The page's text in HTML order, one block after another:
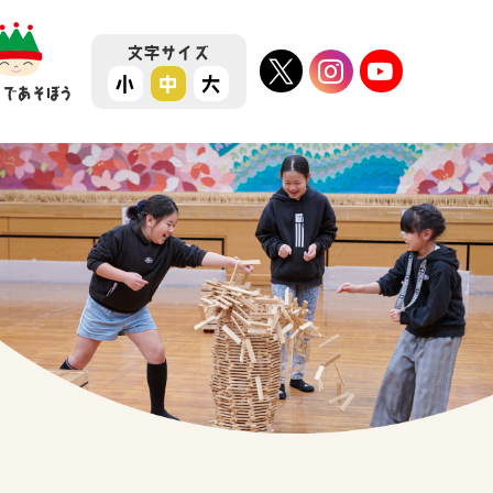
あそぼう
文字サイズ
小 中 大